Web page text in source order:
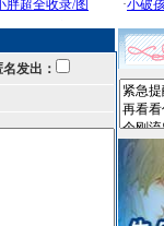
名发出：